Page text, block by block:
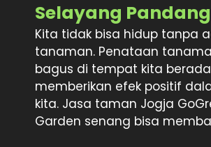
Selayang Pandang
Kita tidak bisa hidup tanpa
tanaman. Penataan
bagus di tempat kita
memberikan efek positif
kita. Jasa taman Jogja
Garden senang bisa